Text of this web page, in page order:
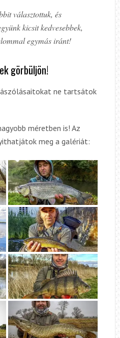
választottuk, és
kicsit kedvesebbek,
egymás iránt!
görbüljön!
ne tartsátok
méretben is! Az
meg a galériát: